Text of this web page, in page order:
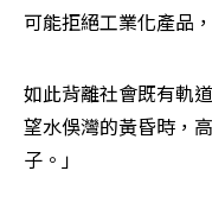
可能拒絕工業化產品
如此背離社會既有軌
望水俁灣的黃昏時，
子。」